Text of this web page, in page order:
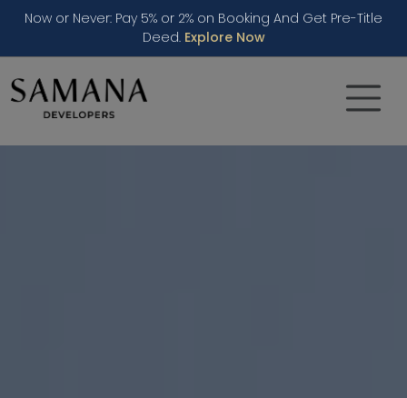
Now or Never: Pay 5% or 2% on Booking And Get Pre-Title
Deed. Explore Now